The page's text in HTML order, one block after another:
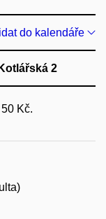
do kalendáře
2
Kč.